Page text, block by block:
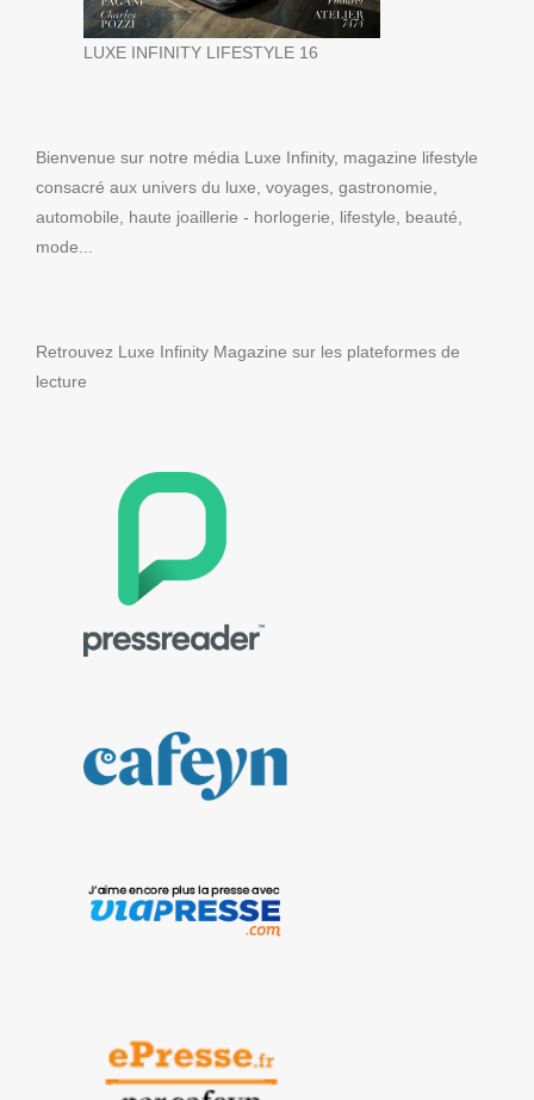
LUXE INFINITY LIFESTYLE 16
Bienvenue sur notre média Luxe Infinity, magazine lifestyle
consacré aux univers du luxe, voyages, gastronomie,
automobile, haute joaillerie - horlogerie, lifestyle, beauté,
mode...
Retrouvez Luxe Infinity Magazine sur les plateformes de
lecture